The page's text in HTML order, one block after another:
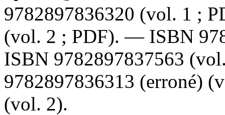
9782897836320 (vol. 1 ;
(vol. 2 ; PDF). — ISBN
ISBN 9782897837563
9782897836313 (erroné)
(vol. 2).